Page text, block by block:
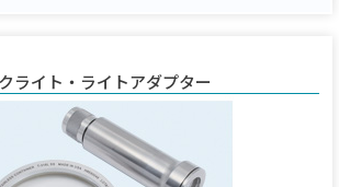
ライト・ライトアダプター